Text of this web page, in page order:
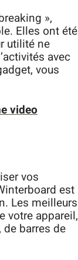
»,
Elles ont été
utilité ne
avec
vous
video
vos
est
Les meilleurs
votre appareil,
barres de